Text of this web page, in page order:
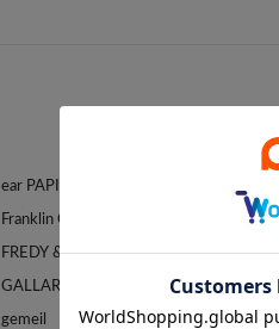
ear PAPILLONNER
Franklin Climbing
FREDY & GLOSTER
GALLARDAGALANTE
gemeil